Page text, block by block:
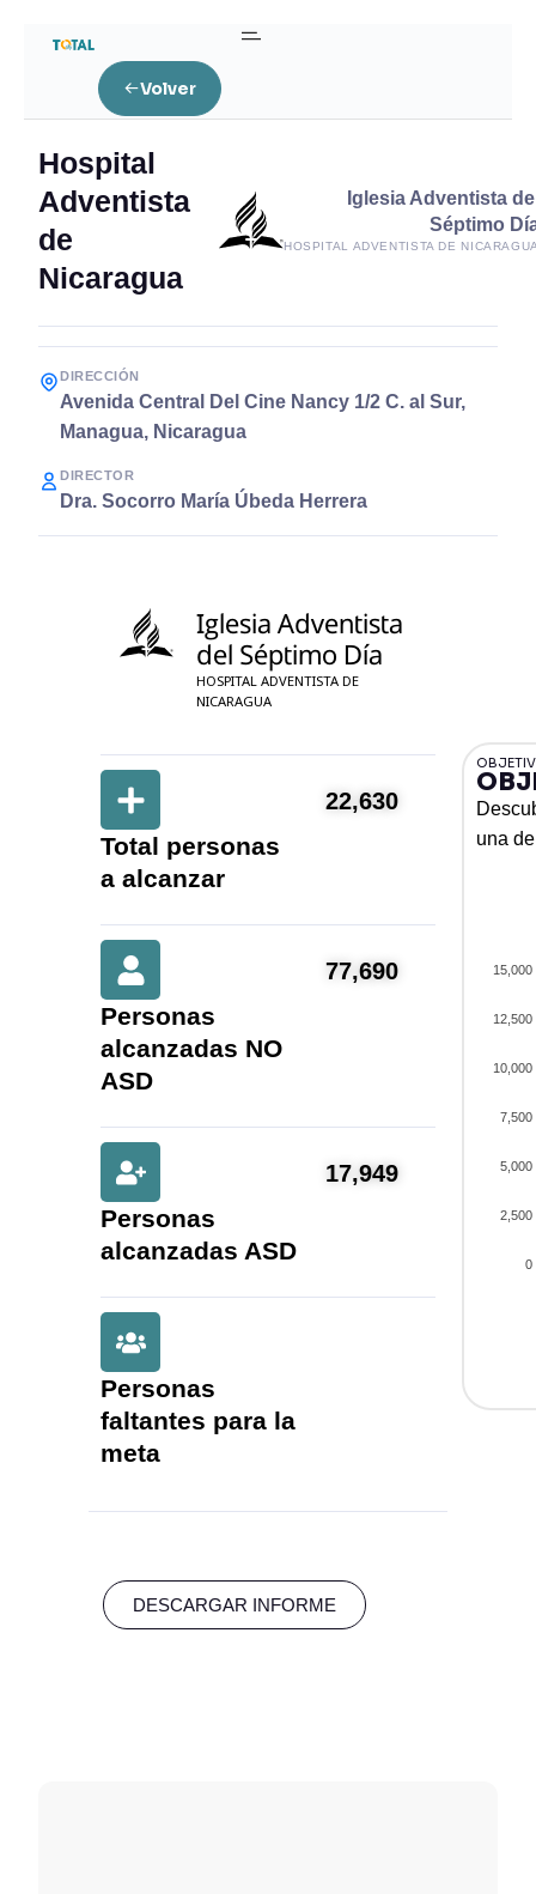
Volver
Hospital
Adventista
de
Nicaragua
Iglesia Adventista
Séptimo
HOSPITAL ADVENTISTA DE
DIRECCIÓN
Avenida Central Del Cine Nancy 1/2 C. al Sur,
Managua, Nicaragua
DIRECTOR
Dra. Socorro María Úbeda Herrera
Iglesia Adventista
del Séptimo Día
HOSPITAL ADVENTISTA DE
NICARAGUA
Total personas
a alcanzar
22,630
Personas
alcanzadas NO
ASD
77,690
Personas
alcanzadas ASD
17,949
Personas
faltantes para la
meta
DESCARGAR INFORME
una
0
2,500
5,000
7,500
10,000
12,500
15,000